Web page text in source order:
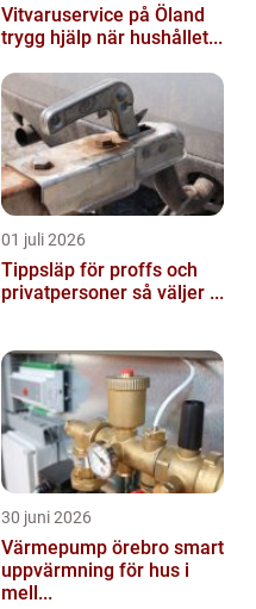
Vitvaruservice på Öland
trygg hjälp när hushållet...
01 juli 2026
Tippsläp för proffs och
privatpersoner så väljer ...
30 juni 2026
Värmepump örebro smart
uppvärmning för hus i
mell...